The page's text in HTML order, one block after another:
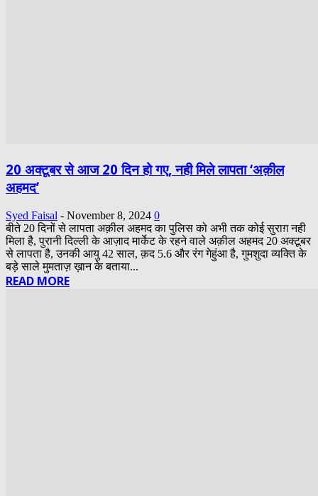
20 अक्टूबर से आज 20 दिन हो गए, नही मिले लापता ‘अक़ील
अहमद’
Syed Faisal - November 8, 2024 0
बीते 20 दिनों से लापता अक़ील अहमद का पुलिस को अभी तक कोई सुराग़ नही
मिला है, पुरानी दिल्ली के आज़ाद मार्केट के रहने वाले अक़ील अहमद 20 अक्टूबर
से लापता है, उनकी आयु 42 साल, क़द 5.6 और रंग गेहुंआ है, गुमशुदा व्यक्ति के
बड़े साले मुमताज़ ख़ान के बताया...
READ MORE